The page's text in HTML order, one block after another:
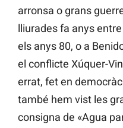
arronsa o grans
lliurades fa anys
els anys 80, o a
el conflicte Xúquer-
errat, fet en
també hem vist les
consigna de «Agua